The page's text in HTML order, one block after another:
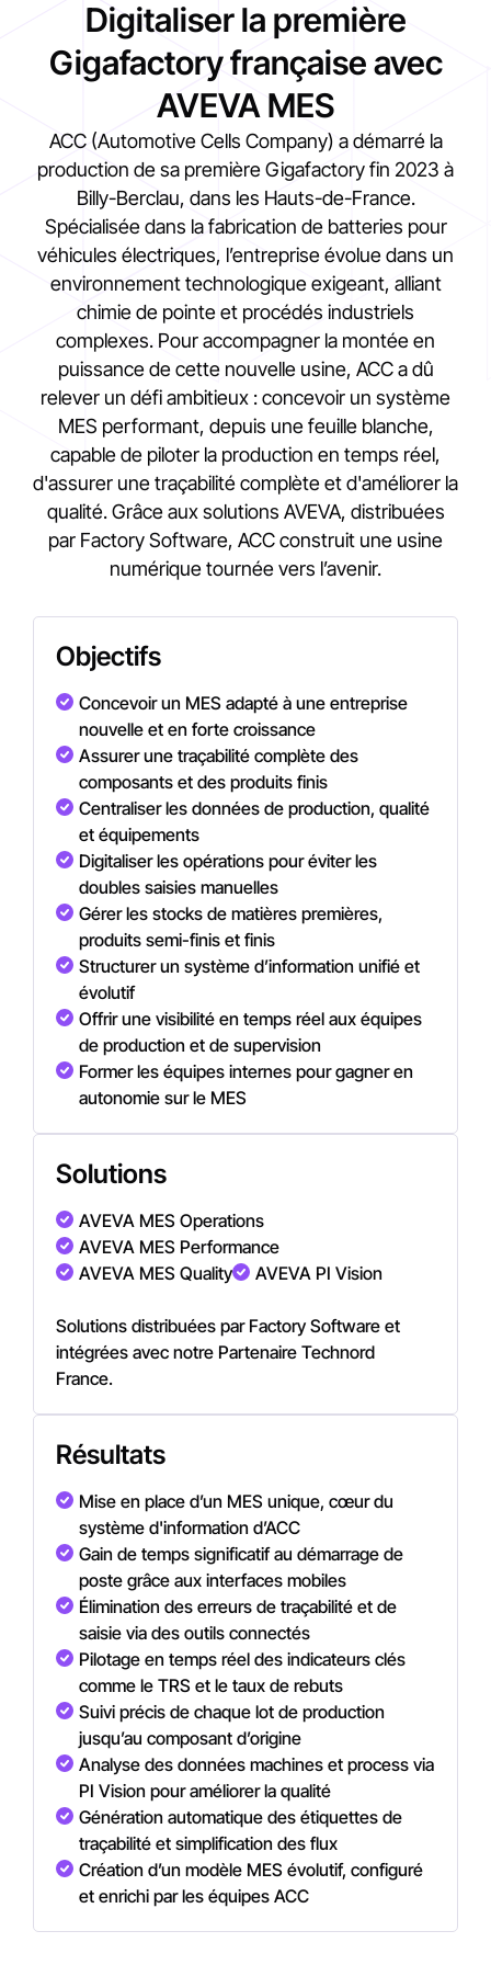
Digitaliser la première
Gigafactory française avec
AVEVA MES
ACC (Automotive Cells Company) a démarré la
production de sa première Gigafactory fin 2023 à
Billy-Berclau, dans les Hauts-de-France.
Spécialisée dans la fabrication de batteries pour
véhicules électriques, l’entreprise évolue dans un
environnement technologique exigeant, alliant
chimie de pointe et procédés industriels
complexes. Pour accompagner la montée en
puissance de cette nouvelle usine, ACC a dû
relever un défi ambitieux : concevoir un système
MES performant, depuis une feuille blanche,
capable de piloter la production en temps réel,
d'assurer une traçabilité complète et d'améliorer la
qualité. Grâce aux solutions AVEVA, distribuées
par Factory Software, ACC construit une usine
numérique tournée vers l’avenir.
Objectifs
Concevoirun MES adapté à une entreprise
nouvelle et en forte croissance
Assurer une traçabilité complète des
composants et des produits finis
Centraliser les données de production, qualité
et équipements
Digitaliser les opérations pour éviter les
doubles saisies manuelles
Gérer les stocks de matières premières,
produits semi-finis et finis
Structurer un système d’information unifié et
évolutif
Offrir une visibilité en temps réel aux équipes
de production et de supervision
Former les équipes internes pour gagner en
autonomie sur le MES
Solutions
AVEVA MES Operations
AVEVA MES Performance
AVEVA MES Quality
AVEVA PI Vision
Solutions distribuées par Factory Software et
intégrées avec notre Partenaire Technord
France.
Résultats
Mise en place d’un MES unique, cœurdu
système d'information d’ACC
Gain de temps significatif au démarrage de
poste grâce aux interfaces mobiles
Élimination des erreurs de traçabilité et de
saisie via des outils connectés
Pilotage en temps réel des indicateurs clés
comme le TRS et le taux de rebuts
Suivi précis de chaque lot de production
jusqu’au composant d’origine
Analyse des données machines et process via
PI Vision pour améliorer la qualité
Génération automatique des étiquettes de
traçabilité et simplification des flux
Création d’un modèle MES évolutif, configuré
et enrichi par les équipes ACC